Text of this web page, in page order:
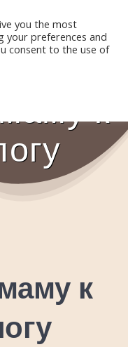
к
к
you the most
your preferences and
consent to the use of